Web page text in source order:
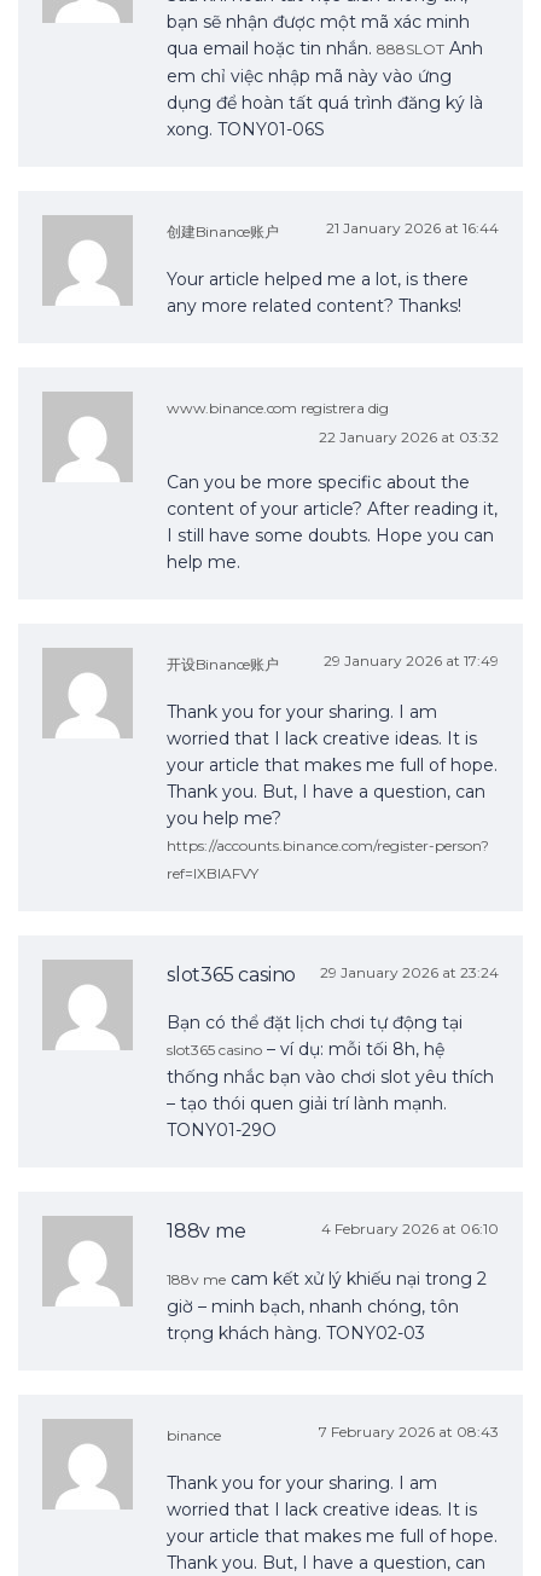
bạn sẽ nhận được một mã xác minh
qua email hoặc tin nhắn. 888SLOT Anh
em chỉ việc nhập mã này vào ứng
dụng để hoàn tất quá trình đăng ký là
xong. TONY01-06S
创建Binance账户 21 January 2026 at 16:44
Your article helped me a lot, is there
any more related content? Thanks!
www.binance.com registrera dig
22 January 2026 at 03:32
Can you be more specific about the
content of your article? After reading it,
I still have some doubts. Hope you can
help me.
开设Binance账户 29 January 2026 at 17:49
Thank you for your sharing. I am
worried that I lack creative ideas. It is
your article that makes me full of hope.
Thank you. But, I have a question, can
you help me?
https://accounts.binance.com/register-person?
ref=IXBIAFVY
slot365 casino 29 January 2026 at 23:24
Bạn có thể đặt lịch chơi tự động tại
slot365 casino – ví dụ: mỗi tối 8h, hệ
thống nhắc bạn vào chơi slot yêu thích
– tạo thói quen giải trí lành mạnh.
TONY01-29O
188v me 4 February 2026 at 06:10
188v me cam kết xử lý khiếu nại trong 2
giờ – minh bạch, nhanh chóng, tôn
trọng khách hàng. TONY02-03
binance 7 February 2026 at 08:43
Thank you for your sharing. I am
worried that I lack creative ideas. It is
your article that makes me full of hope.
Thank you. But, I have a question, can